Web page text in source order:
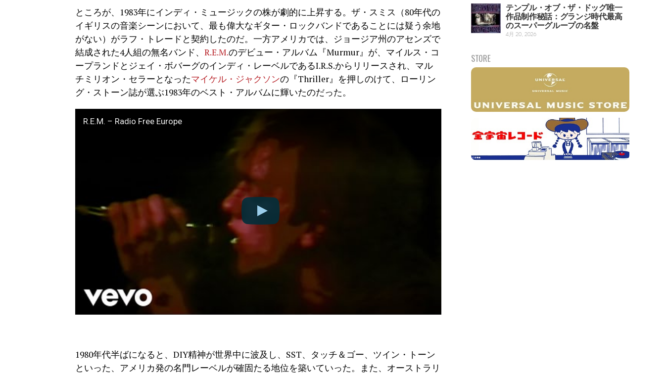
ところが、1983年にインディ・ミュージックの株が劇的に上昇する。ザ・スミス（80年代の
イギリスの音楽シーンにおいて、最も偉大なギター・ロックバンドであることには疑う余地
がない）がラフ・トレードと契約したのだ。一方アメリカでは、ジョージア州のアセンズで
結成された4人組の無名バンド、 R.E.M.のデビュー・アルバム『Murmur』が、マイルス・コ
ープランドとジェイ・ボバーグのインディ・レーベルであるI.R.S.からリリースされ、マル
チミリオン・セラーとなったマイケル・ジャクソンの『Thriller』を押しのけて、ローリン
グ・ストーン誌が選ぶ1983年のベスト・アルバムに輝いたのだった。
R.E.M. – Radio Free Europe
1980年代半ばになると、DIY精神が世界中に波及し、SST、タッチ＆ゴー、ツイン・トーン
といった、アメリカ発の名門レーベルが確固たる地位を築いていった。また、オーストラリ
テンプル・オブ・ザ・ドッグ唯一
作品制作秘話：グランジ時代最高
のスーパーグループの名盤
4月 20, 2026
STORE